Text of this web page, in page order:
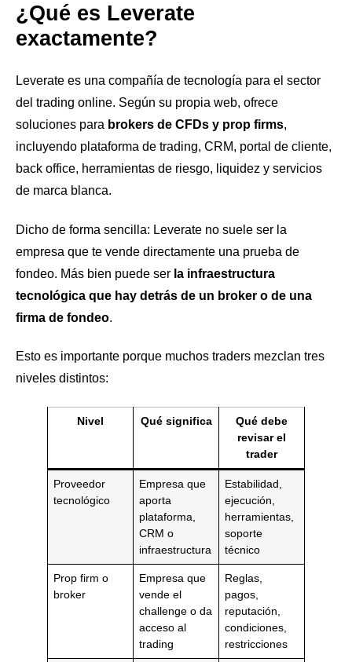
¿Qué es Leverate
exactamente?
Leverate es una compañía de tecnología para el sector
del trading online. Según su propia web, ofrece
soluciones para brokers de CFDs y prop firms,
incluyendo plataforma de trading, CRM, portal de cliente,
back office, herramientas de riesgo, liquidez y servicios
de marca blanca.
Dicho de forma sencilla: Leverate no suele ser la
empresa que te vende directamente una prueba de
fondeo. Más bien puede ser la infraestructura
tecnológica que hay detrás de un broker o de una
firma de fondeo.
Esto es importante porque muchos traders mezclan tres
niveles distintos:
Nivel Qué significa
Qué debe
revisar el
trader
Proveedor
tecnológico
Empresa que
aporta
plataforma,
CRM o
infraestructura
Estabilidad,
ejecución,
herramientas,
soporte
técnico
Prop firm o
broker
Empresa que
vende el
challenge o da
acceso al
trading
Reglas,
pagos,
reputación,
condiciones,
restricciones